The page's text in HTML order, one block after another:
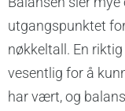
utgangspunktet
nøkkeltall. En
vesentlig for å
har vært, og